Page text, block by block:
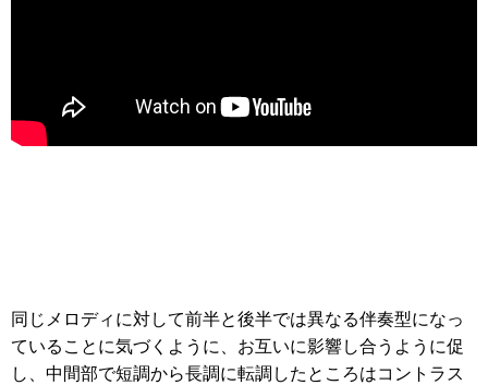
同じメロディに対して前半と後半では異なる伴奏型になっ
ていることに気づくように、お互いに影響し合うように促
し、中間部で短調から長調に転調したところはコントラス